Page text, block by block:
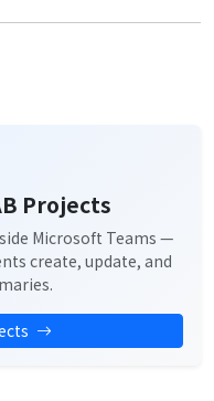
Projects
Microsoft Teams —
create, update, and